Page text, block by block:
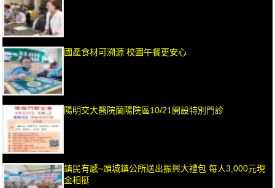
國產食材可溯源 校園午餐更安心
陽明交大醫院蘭陽院區10/21開設特別門診
鎮民有感~頭城鎮公所送出振興大禮包 每人3,000元現
金相挺